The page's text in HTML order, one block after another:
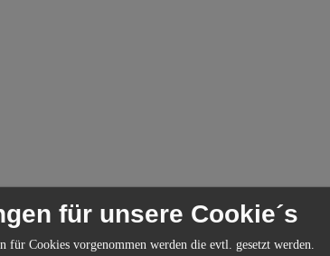
für unsere Cookie´s
für Cookies vorgenommen werden die evtl. gesetzt werden.